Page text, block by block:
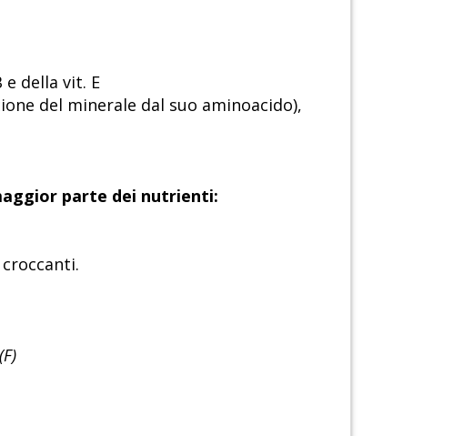
della vit. E
del minerale dal suo aminoacido),
parte dei nutrienti: